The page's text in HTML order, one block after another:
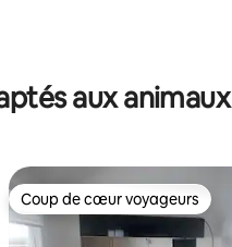
aux animaux
Coup de cœur voyageurs
Coup de cœur voyageurs